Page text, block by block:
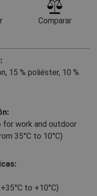
Comparar
, 15 % poliéster, 10 %
for work and outdoor
35°C to 10°C)
to +10°C)